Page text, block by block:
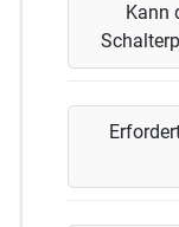
Kann